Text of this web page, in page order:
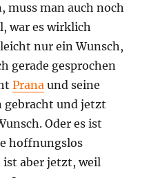
muss man auch noch
war es wirklich
nur ein Wunsch,
gerade gesprochen
Prana und seine
gebracht und jetzt
Oder es ist
hoffnungslos
aber jetzt, weil